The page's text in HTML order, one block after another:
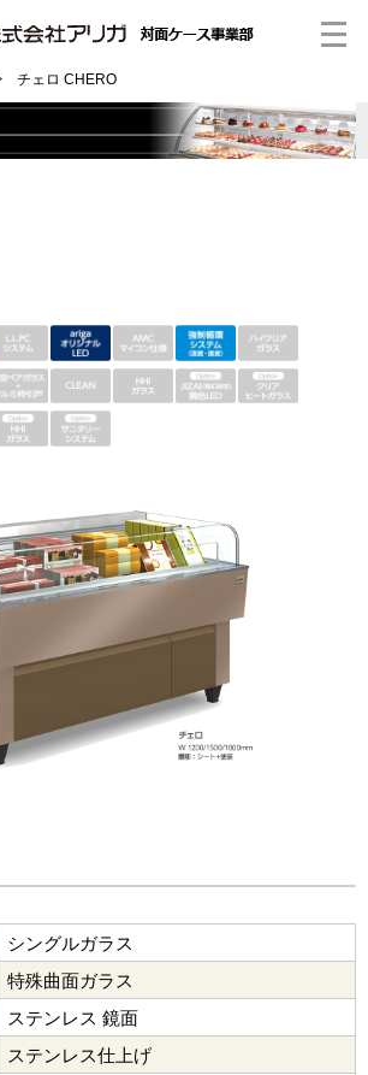
ェロ CHERO
シングルガラス
特殊曲面ガラス
ステンレス 鏡面
ステンレス仕上げ